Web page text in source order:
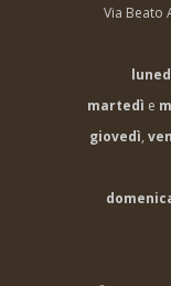
Via Beato
martedì e
giovedì,